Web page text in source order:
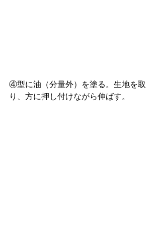
④型に油（分量外）を塗る。生地を取
り、方に押し付けながら伸ばす。